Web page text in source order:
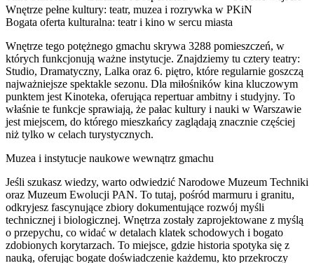
Wnętrze pełne kultury: teatr, muzea i rozrywka w PKiN
Bogata oferta kulturalna: teatr i kino w sercu miasta
Wnętrze tego potężnego gmachu skrywa 3288 pomieszczeń, w
których funkcjonują ważne instytucje. Znajdziemy tu cztery teatry:
Studio, Dramatyczny, Lalka oraz 6. piętro, które regularnie goszczą
najważniejsze spektakle sezonu. Dla miłośników kina kluczowym
punktem jest Kinoteka, oferująca repertuar ambitny i studyjny. To
właśnie te funkcje sprawiają, że pałac kultury i nauki w Warszawie
jest miejscem, do którego mieszkańcy zaglądają znacznie częściej
niż tylko w celach turystycznych.
Muzea i instytucje naukowe wewnątrz gmachu
Jeśli szukasz wiedzy, warto odwiedzić Narodowe Muzeum Techniki
oraz Muzeum Ewolucji PAN. To tutaj, pośród marmuru i granitu,
odkryjesz fascynujące zbiory dokumentujące rozwój myśli
technicznej i biologicznej. Wnętrza zostały zaprojektowane z myślą
o przepychu, co widać w detalach klatek schodowych i bogato
zdobionych korytarzach. To miejsce, gdzie historia spotyka się z
nauką, oferując bogate doświadczenie każdemu, kto przekroczy